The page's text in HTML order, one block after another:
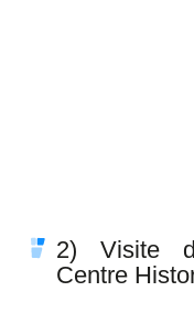
2) Visite
Centre